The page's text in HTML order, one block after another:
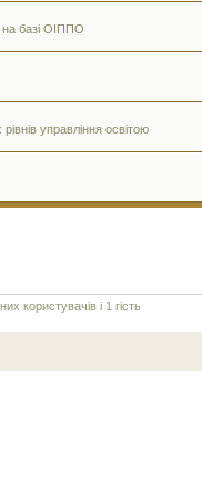
на базі ОІППО
управління освітою
користувачів і 1 гість